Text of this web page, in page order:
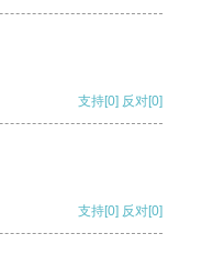
支持[0] 反对[0]
支持[0] 反对[0]